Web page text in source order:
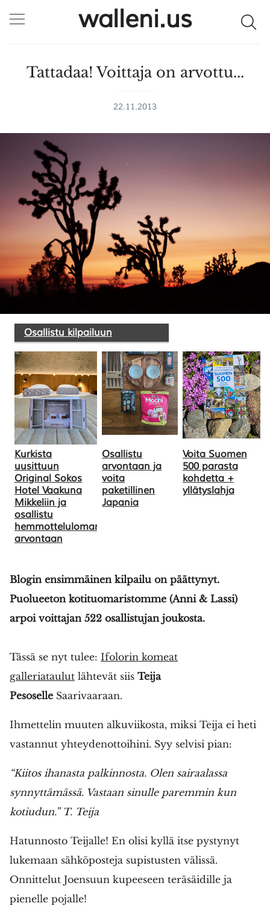
walleni.us
SULJE HAKU ✕
Tattadaa! Voittaja on arvottu...
22.11.2013
Osallistu kilpailuun
Kurkista
uusittuun
Original Sokos
Hotel Vaakuna
Mikkeliin ja
osallistu
hemmotteluloman
arvontaan
Osallistu
arvontaan ja
voita
paketillinen
Japania
Voita Suomen
500 parasta
kohdetta +
yllätyslahja
Blogin ensimmäinen kilpailu on päättynyt.
Puolueeton kotituomaristomme (Anni & Lassi)
arpoi voittajan 522 osallistujan joukosta.
Tässä se nyt tulee: Ifolorin komeat
galleriataulut lähtevät siis Teija
Pesoselle Saarivaaraan.
Ihmettelin muuten alkuviikosta, miksi Teija ei heti
vastannut yhteydenottoihini. Syy selvisi pian:
“Kiitos ihanasta palkinnosta. Olen sairaalassa
synnyttämässä. Vastaan sinulle paremmin kun
kotiudun.” T. Teija
Hatunnosto Teijalle! En olisi kyllä itse pystynyt
lukemaan sähköposteja supistusten välissä.
Onnittelut Joensuun kupeeseen teräsäidille ja
pienelle pojalle!